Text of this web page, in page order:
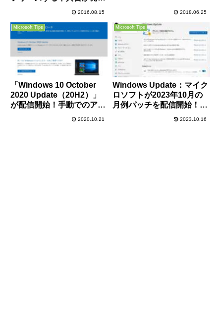
奨。
2016.08.15
ない不具合が一部発生中。
暫定対処方法をご紹介。
2018.06.25
Microsoft Tips
「Windows 10 October
2020 Update（20H2）」
が配信開始！手動でのアッ
2020.10.21
Microsoft Tips
Windows Update：マイク
ロソフトが2023年10月の
月例パッチを配信開始！ゼ
2023.10.16